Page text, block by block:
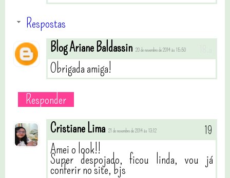
Respostas
Blog Ariane Baldassin 20 de novembro de 2014 às 15:50
Obrigada amiga!
Responder
Cristiane Lima 21 de novembro de 2014 às 13:12
Amei o look!!
Super despojado, ficou linda, vou já
conferir no site, bjs